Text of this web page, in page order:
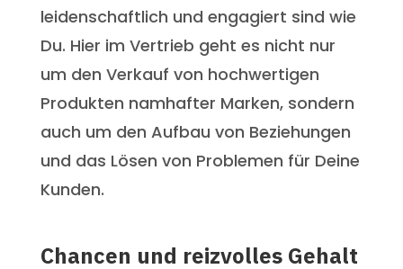
leidenschaftlich und engagiert sind wie
Du. Hier im Vertrieb geht es nicht nur
um den Verkauf von hochwertigen
Produkten namhafter Marken, sondern
auch um den Aufbau von Beziehungen
und das Lösen von Problemen für Deine
Kunden.
Chancen und reizvolles Gehalt